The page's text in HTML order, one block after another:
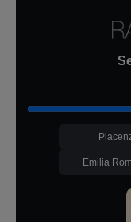
Emilia